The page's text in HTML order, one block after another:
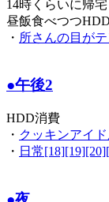
14時くらいに帰
昼飯食べつつ
・ 所さんの目がテ
●午後2
HDD消費
・ クッキンアイ
・ 日常